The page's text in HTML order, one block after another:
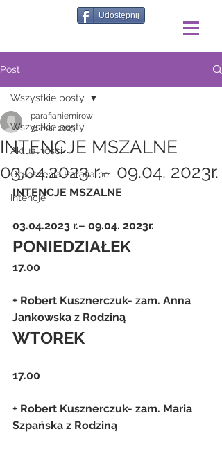
Udostępnij
Post
Wszystkie posty
Aktualności
Ogłoszenia Parafialne
Intencje
Wszystkie posty
INTENCJE MSZALNE
03.04.2023 r.– 09.04. 2023r.
parafianiemirow
31 mar 2023
INTENCJE MSZALNE
03.04.2023 r.– 09.04. 2023r.
PONIEDZIAŁEK
17.00
+ Robert Kusznerczuk- zam. Anna
Jankowska z Rodziną
WTOREK
17.00
+ Robert Kusznerczuk- zam. Maria
Szpańska z Rodziną